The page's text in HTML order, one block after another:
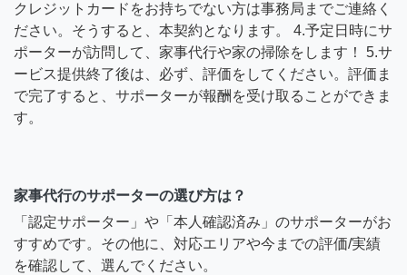
クレジットカードをお持ちでない方は事務局までご連絡く
ださい。そうすると、本契約となります。 4.予定日時にサ
ポーターが訪問して、家事代行や家の掃除をします！ 5.サ
ービス提供終了後は、必ず、評価をしてください。評価ま
で完了すると、サポーターが報酬を受け取ることができま
す。
家事代行のサポーターの選び方は？
「認定サポーター」や「本人確認済み」のサポーターがお
すすめです。その他に、対応エリアや今までの評価/実績
を確認して、選んでください。